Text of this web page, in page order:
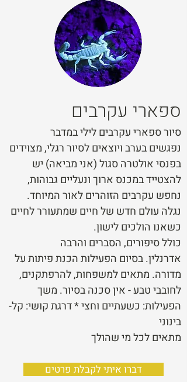
ספארי עקרבים
סיור ספארי עקרבים לילי במדבר
נפגשים בערב ויוצאים לסיור רגלי, מצוידים
בפנסי אולטרה סגול (אני מביאה) יש
להצטייד במכנס ארוך ונעליים גבוהות,
נחפש עקרבים הזוהרים לאור המיוחד.
נגלה עולם חדש של חיים שמתעורר לחיים
כשאנו הולכים לישון.
כולל סיפורים, הסברים והרבה
אדרנלין. בסיום הפעילות הכנת פיתות על
מדורה. מתאים למשפחות, להרפתקנים,
לחובבי טבע - אין סכנה בסיור. משך
הפעילות: כשעתיים וחצי * דרגת קושי: קל-
בינוני
מתאים לכל מי שהולך
דברו איתי לקבלת פרטים